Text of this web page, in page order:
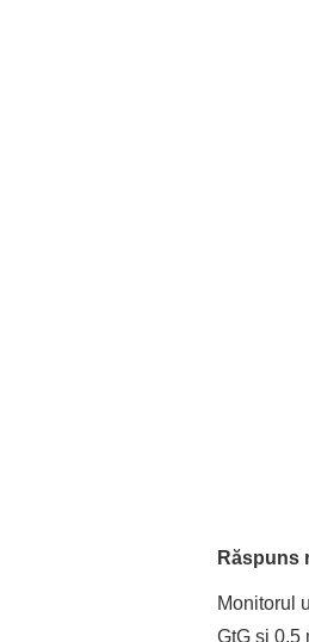
Răspuns
Monitorul
GtG și 0,5